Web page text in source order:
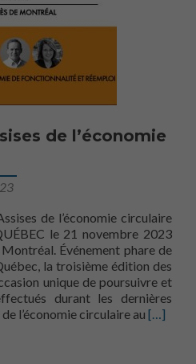
de l’économie
de l’économie circulaire
le 21 novembre 2023
Événement phare de
la troisième édition des
unique de poursuivre et
durant les dernières
l’économie circulaire au En
[…]